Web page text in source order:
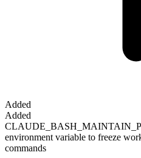
Added
Added
environment variable to freeze
commands